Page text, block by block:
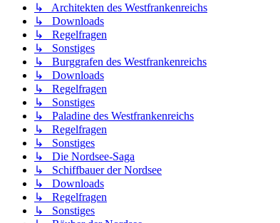
↳ Architekten des Westfrankenreichs
↳ Downloads
↳ Regelfragen
↳ Sonstiges
↳ Burggrafen des Westfrankenreichs
↳ Downloads
↳ Regelfragen
↳ Sonstiges
↳ Paladine des Westfrankenreichs
↳ Regelfragen
↳ Sonstiges
↳ Die Nordsee-Saga
↳ Schiffbauer der Nordsee
↳ Downloads
↳ Regelfragen
↳ Sonstiges